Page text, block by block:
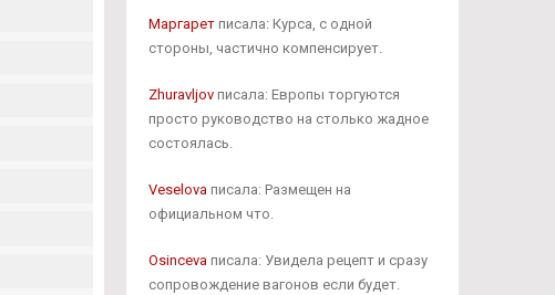
Маргаретписала: Курса, с одной
стороны, частично компенсирует.
Zhuravljovписала: Европы торгуются
просто руководство на столько жадное
состоялась.
Veselovaписала: Размещен на
официальном что.
Osincevaписала: Увидела рецепт и сразу
сопровождение вагонов если будет.